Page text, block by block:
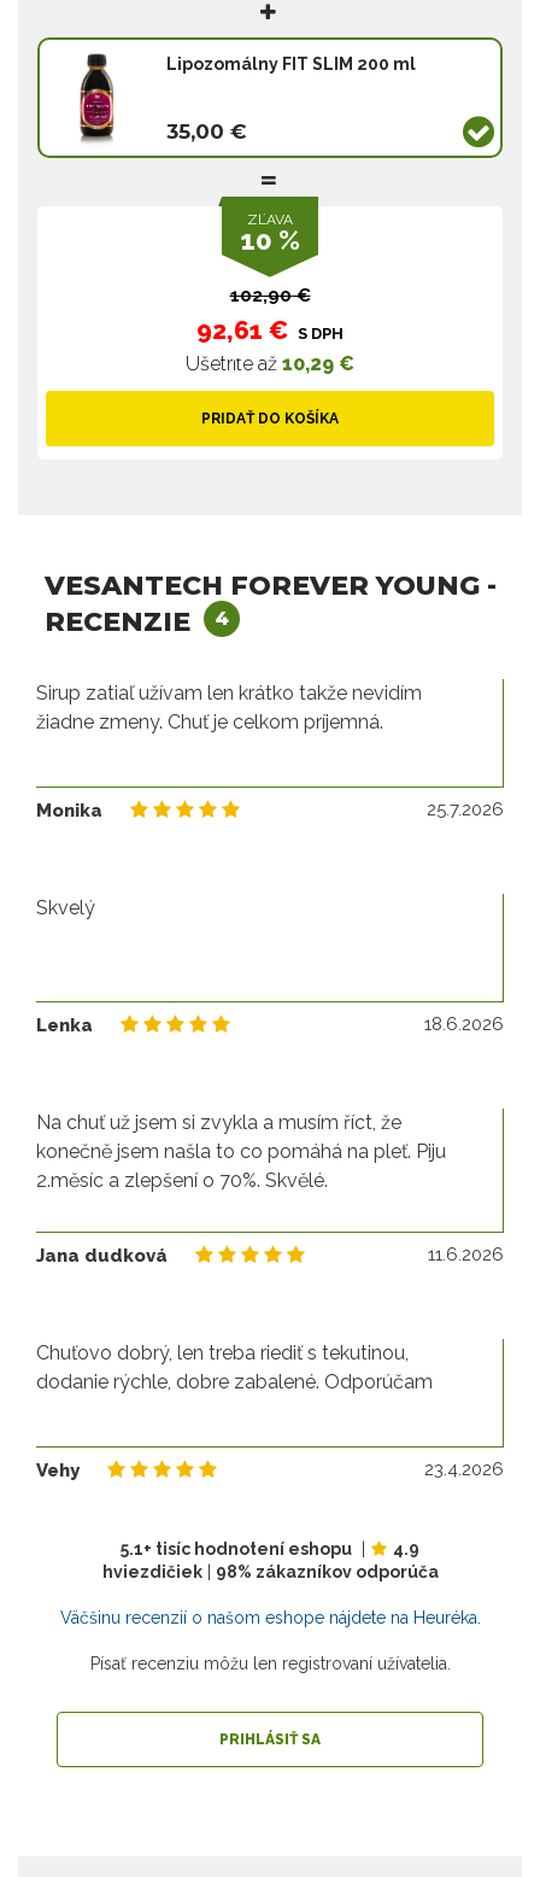
Lipozomálny FIT SLIM 200 ml
35,00 €
ZĽAVA
10 %
102,90 €
92,61 € S DPH
Ušetríte až 10,29 €
PRIDAŤ DO KOŠÍKA
VESANTECH FOREVER YOUNG -
RECENZIE
4
Sirup zatiaľ užívam len krátko takže nevidím
žiadne zmeny. Chuť je celkom príjemná.
Monika 25.7.2026
Skvelý
Lenka 18.6.2026
Na chuť už jsem si zvykla a musím říct, že
konečně jsem našla to co pomáhá na pleť. Piju
2.měsíc a zlepšení o 70%. Skvělé.
Jana dudková 11.6.2026
Chuťovo dobrý, len treba riediť s tekutinou,
dodanie rýchle, dobre zabalené. Odporúčam
Vehy 23.4.2026
5.1+ tisíc hodnotení eshopu
4.9
hviezdičiek| 98% zákazníkov odporúča
Väčšinu recenzií o našom eshope nájdete na Heuréka.
Písať recenziu môžu len registrovaní užívatelia.
PRIHLÁSIŤ SA